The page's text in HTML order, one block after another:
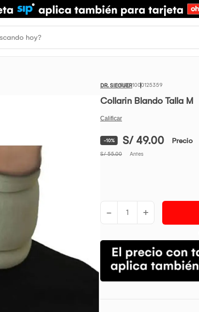
DR. SIEGUER1000125359
Collarin Blando Talla M
-10% S/ 49.00 Precio
S/ 55.00 Antes
- +